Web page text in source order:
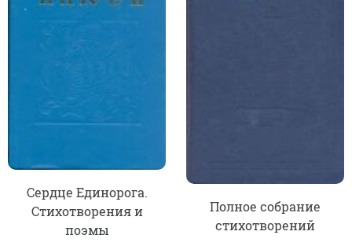
Сердце Единорога.
Стихотворения и
поэмы
Полное собрание
стихотворений